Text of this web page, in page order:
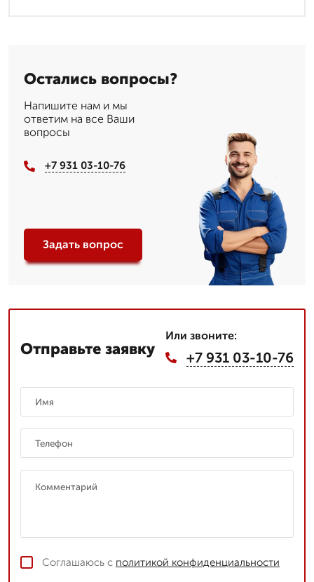
Остались вопросы?
Напишите нам и мы
ответим на все Ваши
вопросы
+7 931 03-10-76
Задать вопрос
Отправьте заявку
Или звоните:
+7 931 03-10-76
Соглашаюсь с политикой конфиденциальности